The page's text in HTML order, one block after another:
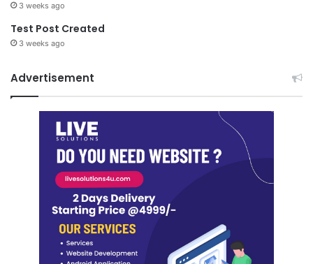
3 weeks ago
Test Post Created
3 weeks ago
Advertisement